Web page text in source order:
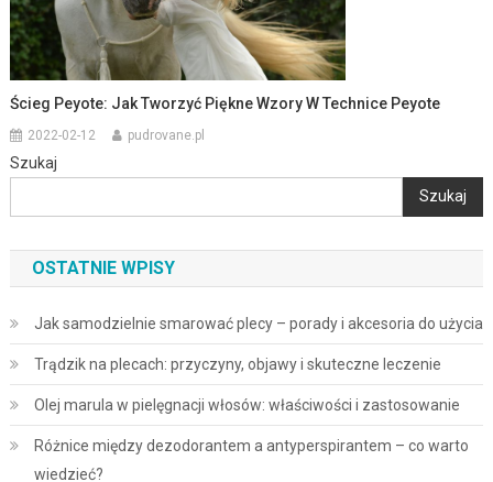
Ścieg Peyote: Jak Tworzyć Piękne Wzory W Technice Peyote
2022-02-12 pudrovane.pl
Szukaj
Szukaj
OSTATNIE WPISY
Jak samodzielnie smarować plecy – porady i akcesoria do użycia
Trądzik na plecach: przyczyny, objawy i skuteczne leczenie
Olej marula w pielęgnacji włosów: właściwości i zastosowanie
Różnice między dezodorantem a antyperspirantem – co warto
wiedzieć?